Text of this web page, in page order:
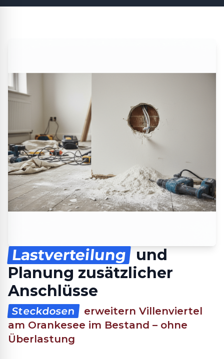
Lastverteilung
und
Planung zusätzlicher
Anschlüsse
Steckdosen
erweitern Villenviertel
am Orankesee im Bestand – ohne
Überlastung